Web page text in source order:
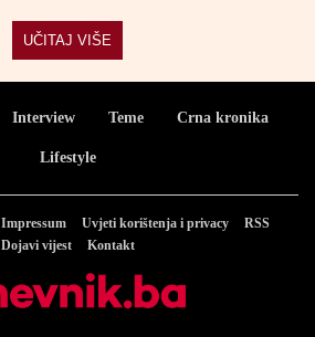
UČITAJ VIŠE
Interview Teme Crna kronika
Lifestyle
Impressum Uvjeti korištenja i privacy
RSS
Dojavi vijest
Kontakt